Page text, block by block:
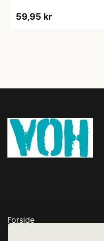
59,95 kr
Forside